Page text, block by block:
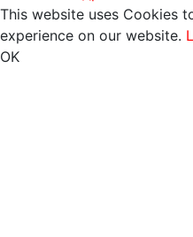
This website uses Cookies
experience on our website.
OK